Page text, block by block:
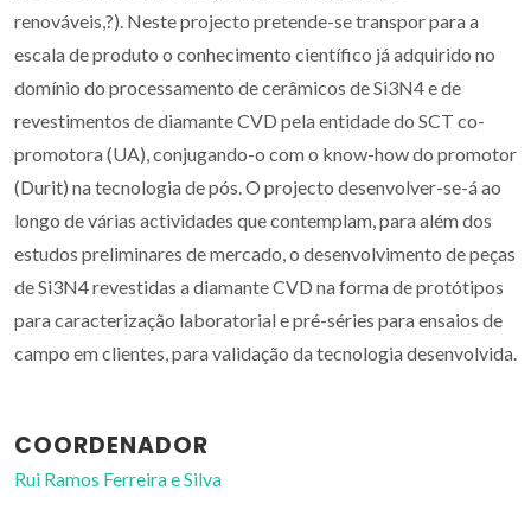
renováveis,?). Neste projecto pretende-se transpor para a
escala de produto o conhecimento científico já adquirido no
domínio do processamento de cerâmicos de Si3N4 e de
revestimentos de diamante CVD pela entidade do SCT co-
promotora (UA), conjugando-o com o know-how do promotor
(Durit) na tecnologia de pós. O projecto desenvolver-se-á ao
longo de várias actividades que contemplam, para além dos
estudos preliminares de mercado, o desenvolvimento de peças
de Si3N4 revestidas a diamante CVD na forma de protótipos
para caracterização laboratorial e pré-séries para ensaios de
campo em clientes, para validação da tecnologia desenvolvida.
COORDENADOR
Rui Ramos Ferreira e Silva